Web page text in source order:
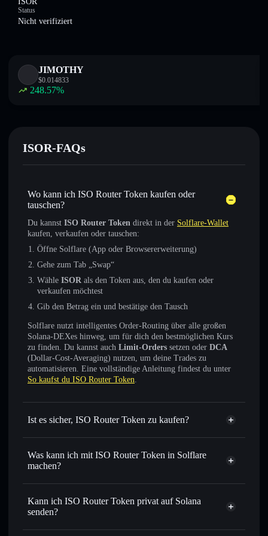
Status
Nicht verifiziert
JIMOTHY
$0.014833
248.57%
ISOR-FAQs
Wo kann ich ISO Router Token kaufen oder
tauschen?
Du kannst ISO Router Token direkt in der Solflare-Wallet
kaufen, verkaufen oder tauschen:
Öffne Solflare (App oder Browsererweiterung)
Gehe zum Tab „Swap“
Wähle ISOR als den Token aus, den du kaufen oder
verkaufen möchtest
Gib den Betrag ein und bestätige den Tausch
Solflare nutzt intelligentes Order-Routing über alle großen
Solana-DEXes hinweg, um für dich den bestmöglichen Kurs
zu finden. Du kannst auch Limit-Orders setzen oder DCA
(Dollar-Cost-Averaging) nutzen, um deine Trades zu
automatisieren. Eine vollständige Anleitung findest du unter
So kaufst du ISO Router Token.
Ist es sicher, ISO Router Token zu kaufen?
ISO Router Token
nicht
Was kann ich mit ISO Router Token in Solflare
machen?
ISO Router Token
Solflare-Wallet
Sofort tauschen– handle ISOR gegen SOL, USDC oder
Tausende anderer Solana-Tokens mit intelligentem Order
Kann ich ISO Router Token privat auf Solana
senden?
Privacy